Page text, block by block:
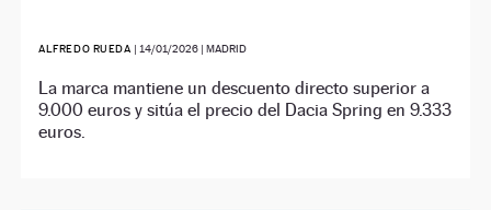
ALFREDO RUEDA | 14/01/2026| MADRID
La marca mantiene un descuento directo superior a
9.000 euros y sitúa el precio del Dacia Spring en 9.333
euros.